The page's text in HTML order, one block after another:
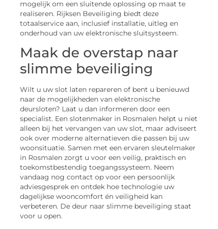
mogelijk om een sluitende oplossing op maat te
realiseren. Rijksen Beveiliging biedt deze
totaalservice aan, inclusief installatie, uitleg en
onderhoud van uw elektronische sluitsysteem.
Maak de overstap naar
slimme beveiliging
Wilt u uw slot laten repareren of bent u benieuwd
naar de mogelijkheden van elektronische
deursloten? Laat u dan informeren door een
specialist. Een slotenmaker in Rosmalen helpt u niet
alleen bij het vervangen van uw slot, maar adviseert
ook over moderne alternatieven die passen bij uw
woonsituatie. Samen met een ervaren sleutelmaker
in Rosmalen zorgt u voor een veilig, praktisch en
toekomstbestendig toegangssysteem. Neem
vandaag nog contact op voor een persoonlijk
adviesgesprek en ontdek hoe technologie uw
dagelijkse wooncomfort én veiligheid kan
verbeteren. De deur naar slimme beveiliging staat
voor u open.